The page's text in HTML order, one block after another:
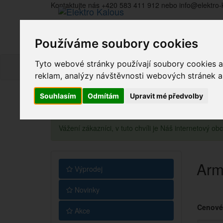
Používáme soubory cookies
Tyto webové stránky používají soubory cookies
reklam, analýzy návštěvnosti webových stránek
Souhlasím Odmítám Upravit mé předvolby
Kontaktujte nás +420 583 411 912 nebo
Vážení zákazníci, v tuto chvíli je Náš internetový
Výprodej
Novinky
Akce